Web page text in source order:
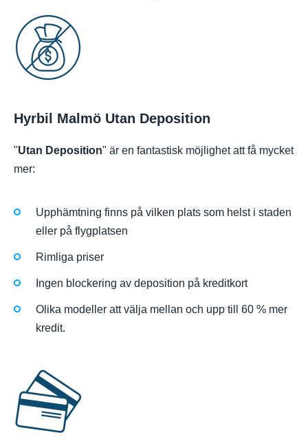
Hyrbil Malmö Utan Deposition
"Utan Deposition" är en fantastisk möjlighet att få mycket
mer:
Upphämtning finns på vilken plats som helst i staden
eller på flygplatsen
Rimliga priser
Ingen blockering av deposition på kreditkort
Olika modeller att välja mellan och upp till 60 % mer
kredit.